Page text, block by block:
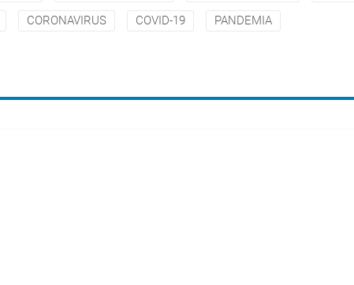
CORONAVIRUS COVID-19 PANDEMIA